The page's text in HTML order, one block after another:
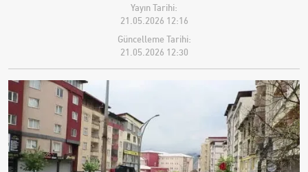
Yayın Tarihi:
21.05.2026 12:16
Güncelleme Tarihi:
21.05.2026 12:30